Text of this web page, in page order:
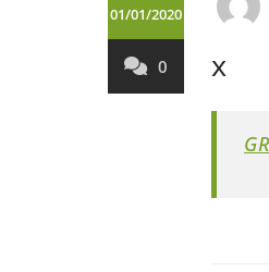
01/01/2020
0 x